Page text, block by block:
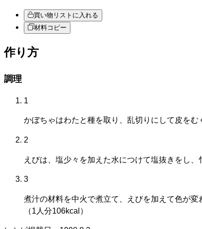
買い物リストに入れる
材料コピー
作り方
調理
1
かぼちゃはわたと種を取り、乱切りにして皮を
2
えびは、塩少々を加えた水につけて塩抜きをし、
3
煮汁の材料を中火で煮立て、えびを加えて色が
（1人分106kcal）